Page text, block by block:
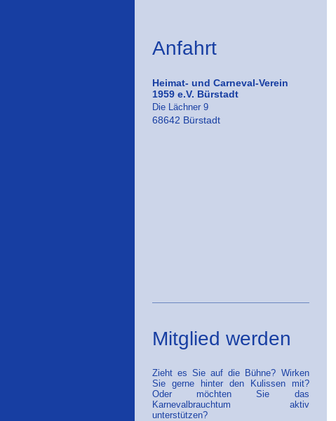
Anfahrt
Heimat- und Carneval-Verein
1959 e.V. Bürstadt
Die Lächner 9
68642 Bürstadt
Mitglied werden
Zieht es Sie auf die Bühne? Wirken
Sie gerne hinter den Kulissen mit?
Oder möchten Sie das
Karnevalbrauchtum aktiv
unterstützen?